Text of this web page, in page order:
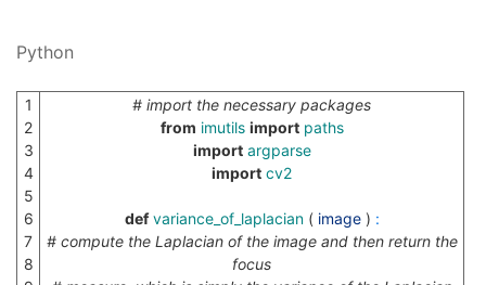
Python
1
2
3
4
5
6
7
8
# import the necessary packages
from imutils import paths
import argparse
import cv2
def variance_of_laplacian ( image ) :
# compute the Laplacian of the image and then return the
focus